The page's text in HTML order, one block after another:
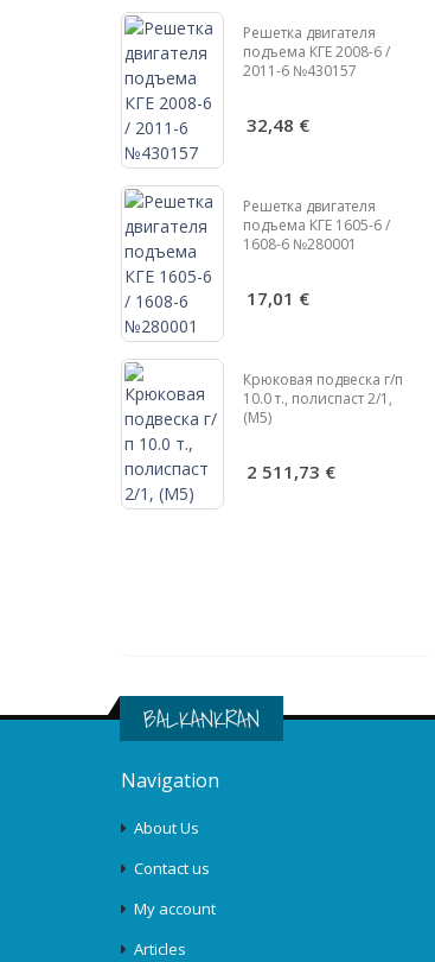
Решетка двигателя
подъема КГЕ 2008-6 /
2011-6 №430157
32,48 €
Решетка двигателя
подъема КГЕ 1605-6 /
1608-6 №280001
17,01 €
Крюковая подвеска г/п
10.0 т., полиспаст 2/1,
(М5)
2 511,73 €
BALKANKRAN
Navigation
About Us
Contact us
My account
Articles